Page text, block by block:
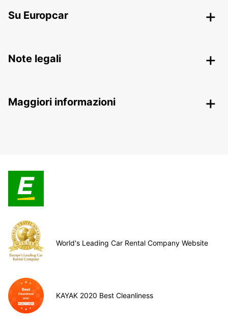
Su Europcar
Note legali
Maggiori informazioni
World's Leading Car Rental Company Website
KAYAK 2020 Best Cleanliness